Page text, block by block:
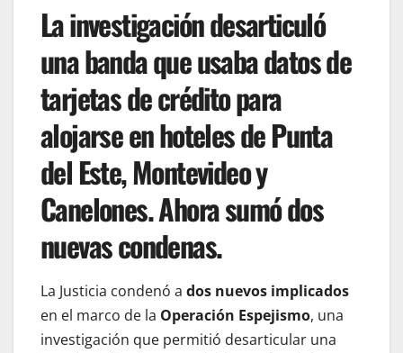
La investigación desarticuló
una banda que usaba datos de
tarjetas de crédito para
alojarse en hoteles de Punta
del Este, Montevideo y
Canelones. Ahora sumó dos
nuevas condenas.
La Justicia condenó a dos nuevos implicados
en el marco de la Operación Espejismo, una
investigación que permitió desarticular una